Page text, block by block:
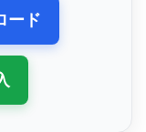
ード